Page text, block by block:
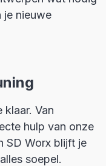
je nieuwe
Van
hulp van onze
SD Worx blijft je
soepel.